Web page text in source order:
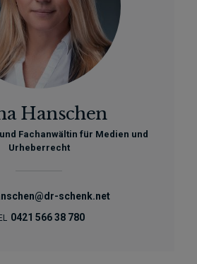
Hanschen
Fachanwältin für Medien und
Urheberrecht
schenk.net
0421 566 38 780